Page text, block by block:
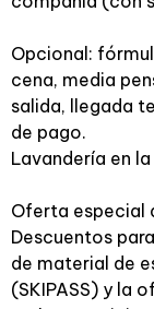
Opcional:
cena, media
salida, llegada
de pago.
Lavandería en
Oferta especial
Descuentos
de material de
(SKIPASS) y la